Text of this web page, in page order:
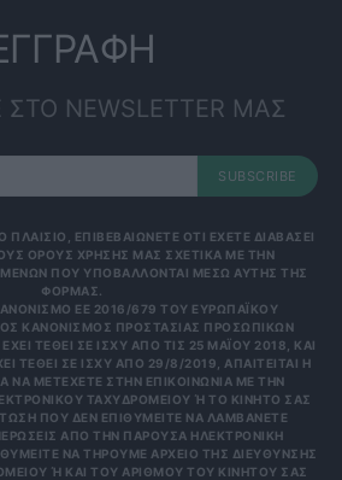
ΣΤΟ NEWSLETTER ΜΑΣ
SUBSCRIBE
ΕΠΙΒΕΒΑΙΩΝΕΤΕ ΟΤΙ ΕΧΕΤΕ ΔΙΑΒΑΣΕΙ
ΟΡΟΥΣ ΧΡΗΣΗΣ ΜΑΣ ΣΧΕΤΙΚΑ ΜΕ ΤΗΝ
ΠΟΥ ΥΠΟΒΑΛΛΟΝΤΑΙ ΜΕΣΩ ΑΥΤΗΣ ΤΗΣ
ΦΟΡΜΑΣ.
ΕΕ 2016/679 ΤΟΥ ΕΥΡΩΠΑΪΚΟΎ
ΚΑΝΟΝΙΣΜΌΣ ΠΡΟΣΤΑΣΊΑΣ ΠΡΟΣΩΠΙΚΏΝ
ΤΕΘΕΊ ΣΕ ΙΣΧΎ ΑΠΌ ΤΙΣ 25 ΜΑΪ́ΟΥ 2018, ΚΑΙ
ΤΕΘΕΊ ΣΕ ΙΣΧΎ ΑΠΌ 29/8/2019, ΑΠΑΙΤΕΊΤΑΙ Η
ΝΑ ΜΕΤΈΧΕΤΕ ΣΤΗΝ ΕΠΙΚΟΙΝΩΝΊΑ ΜΕ ΤΗΝ
ΤΑΧΥΔΡΟΜΕΊΟΥ Ή ΤΟ ΚΙΝΗΤΌ ΣΑΣ Τ
ΠΟΥ ΔΕΝ ΕΠΙΘΥΜΕΊΤΕ ΝΑ ΛΑΜΒΆΝΕΤΕ Μ
ΑΠΌ ΤΗΝ ΠΑΡΟΎΣΑ ΗΛΕΚΤΡΟΝΙΚΉ Δ
ΝΑ ΤΗΡΟΎΜΕ ΑΡΧΕΊΟ ΤΗΣ ΔΙΕΎΘΥΝΣΗΣ ΗΛ
Ή ΚΑΙ ΤΟΥ ΑΡΙΘΜΟΎ ΤΟΥ ΚΙΝΗΤΟΎ ΣΑΣ ΤΗΛ